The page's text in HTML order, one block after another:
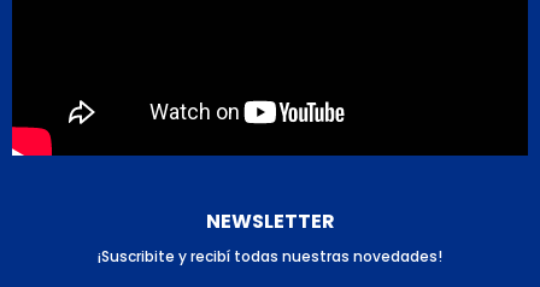
NEWSLETTER
¡Suscribite y recibí todas nuestras novedades!